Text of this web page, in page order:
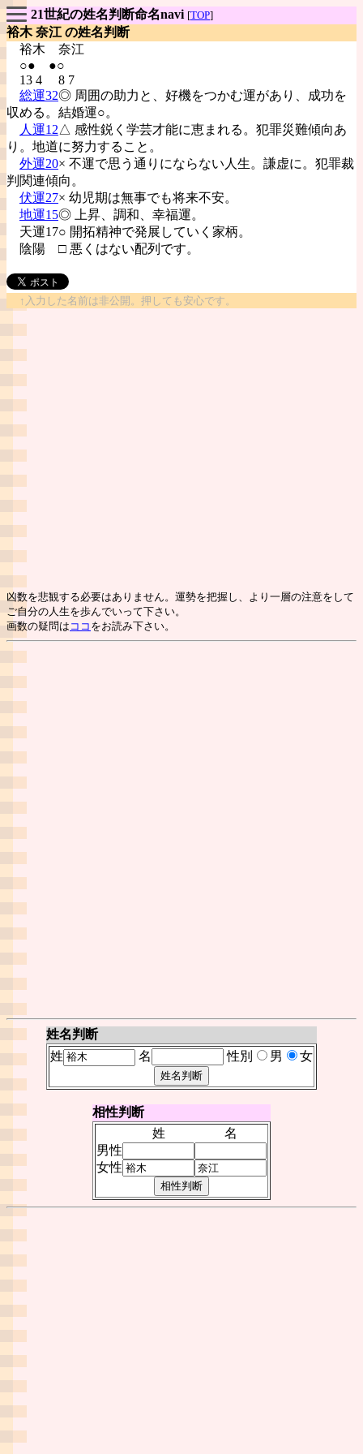
21世紀の姓名判断命名navi [TOP]
裕木 奈江 の姓名判断
裕木 奈江
○● ●○
13 4 8 7
総運32◎ 周囲の助力と、好機をつかむ運があり、成功を
収める。結婚運○。
人運12△ 感性鋭く学芸才能に恵まれる。犯罪災難傾向あ
り。地道に努力すること。
外運20× 不運で思う通りにならない人生。謙虚に。犯罪裁
判関連傾向。
伏運27× 幼児期は無事でも将来不安。
地運15◎ 上昇、調和、幸福運。
天運17○ 開拓精神で発展していく家柄。
陰陽 □ 悪くはない配列です。
↑入力した名前は非公開。押しても安心です。
凶数を悲観する必要はありません。運勢を把握し、より一層の注意をして
ご自分の人生を歩んでいって下さい。
画数の疑問は ココ をお読み下さい。
姓名判断
姓
名 性別 男 女
相性判断
姓
名
男性
女性